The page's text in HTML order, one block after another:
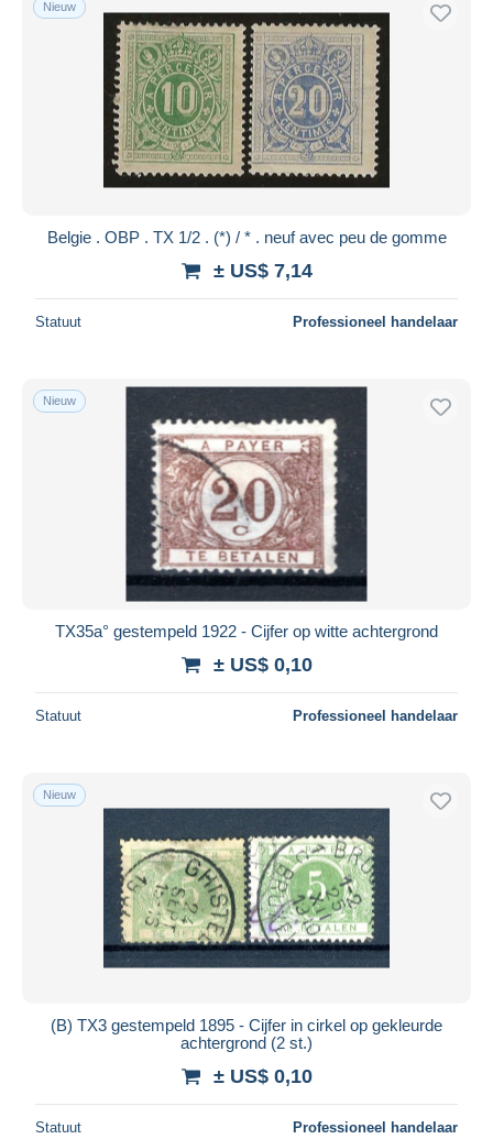
Gratis levering
Betaalmiddelen
PayPal
Bankoverschrijving
Visa
Mastercard
iDeal
Wereldwijd
Toepassen
Nieuw
Belgie . OBP . TX 1/2 . (*) / * . neuf avec peu de gomme
± US$ 7,14
Statuut Professioneel handelaar
Nieuw
TX35a° gestempeld 1922 - Cijfer op witte achtergrond
± US$ 0,10
Statuut Professioneel handelaar
Nieuw
(B) TX3 gestempeld 1895 - Cijfer in cirkel op gekleurde
achtergrond (2 st.)
± US$ 0,10
Statuut Professioneel handelaar